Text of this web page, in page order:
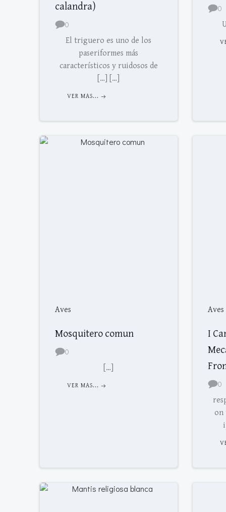
calandra)
0
El triguero es uno de los
paseriformes más
característicos y ruidosos de
[…] […]
VER MAS...
0
Aves
Mosquitero comun
0
[…]
VER MAS...
Aves
I
0
on